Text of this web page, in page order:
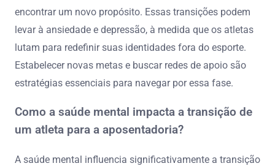
encontrar um novo propósito. Essas transições podem
levar à ansiedade e depressão, à medida que os atletas
lutam para redefinir suas identidades fora do esporte.
Estabelecer novas metas e buscar redes de apoio são
estratégias essenciais para navegar por essa fase.
Como a saúde mental impacta a transição de
um atleta para a aposentadoria?
A saúde mental influencia significativamente a transição